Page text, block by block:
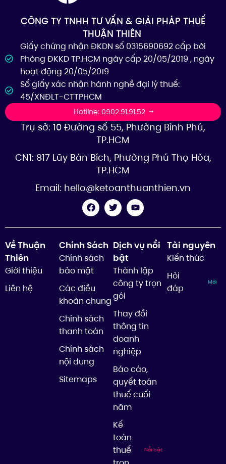
CÔNG TY TNHH TƯ VẤN & GIẢI PHÁP THUẾ
THUẬN THIÊN
Giấy chứng nhận ĐKDN số 0315690692 cấp bởi
Phòng ĐKKD TP.HCM ngày cấp 20/05/2019 , ngày
hoạt động 20/05/2019
Số giấy xác nhận hành nghề đại lý thuế:
45/XNĐLT-CTTPHCM
Hotline: 0902.91.91.52
Trụ sở: 10 Đường số 55, Phường Bình Phú,
TP.HCM
CN1: 817 Lũy Bán Bích, Phường Phú Thọ Hòa,
TP.HCM
Email: hello@ketoanthuanthien.vn
Về Thuận
Thiên
Giới thiệu
Liên hệ
Chính Sách
Chính sách
bảo mật
Các điều
khoản chung
Chính sách
thanh toán
Chính sách
nội dung
Sitemaps
Dịch vụ nổi
bật
Thành lập
công ty trọn
gói
Thay đổi
thông tin
doanh
nghiệp
Báo cáo,
quyết toán
thuế cuối
năm
Kế
toán
thuế
Nổi bật
Tài nguyên
Kiến thức
Hỏi
đáp
Mới